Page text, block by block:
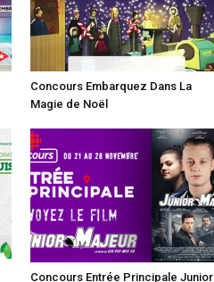
Concours Embarquez Dans La
Magie de Noël
Concours Entrée Principale Junior